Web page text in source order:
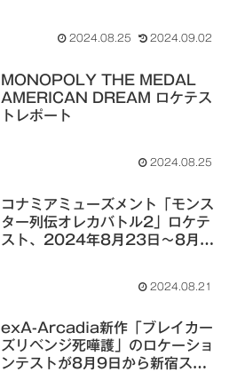
（2024/9/2 開催店舗追加）
2024.08.25 2024.09.02
MONOPOLY THE MEDAL
AMERICAN DREAM ロケテス
トレポート
2024.08.25
コナミアミューズメント「モンス
ター列伝オレカバトル2」ロケテ
スト、2024年8月23日～8月
2024.08.21
exA-Arcadia新作「ブレイカー
ズリベンジ死嘩護」のロケーショ
ンテストが8月9日から新宿スポ